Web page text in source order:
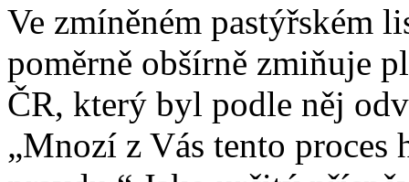
Ve zmíněném pastýřském
poměrně obšírně zmiňuje
ČR, který byl podle něj
„Mnozí z Vás tento